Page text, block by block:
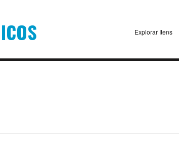
Explorar Itens